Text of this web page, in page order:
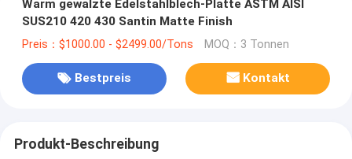
Warm gewalzte Edelstahlblech-Platte ASTM AISI
SUS210 420 430 Santin Matte Finish
Preis：$1000.00 - $2499.00/Tons MOQ：3 Tonnen
Bestpreis Kontakt
Produkt-Beschreibung